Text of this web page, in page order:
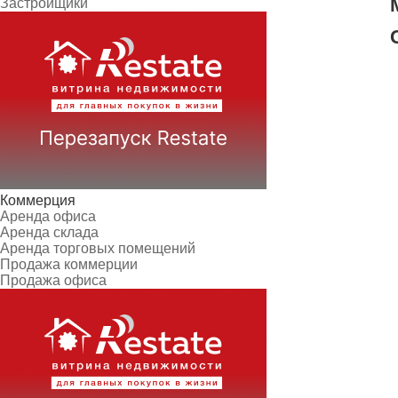
Застройщики
Коммерция
Аренда офиса
Аренда склада
Аренда торговых помещений
Продажа коммерции
Продажа офиса